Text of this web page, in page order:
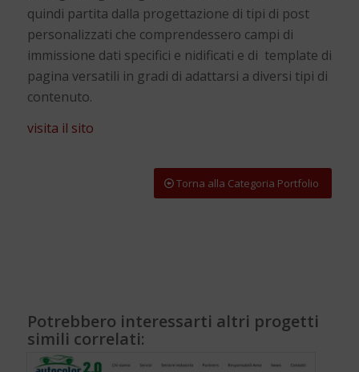
quindi partita dalla progettazione di tipi di post
personalizzati che comprendessero campi di
immissione dati specifici e nidificati e di template di
pagina versatili in gradi di adattarsi a diversi tipi di
contenuto.
visita il sito
Torna alla Categoria Portfolio
Potrebbero interessarti altri progetti
simili correlati: